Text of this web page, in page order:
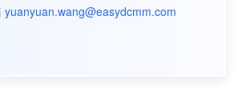
yuanyuan.wang@easydcmm.com